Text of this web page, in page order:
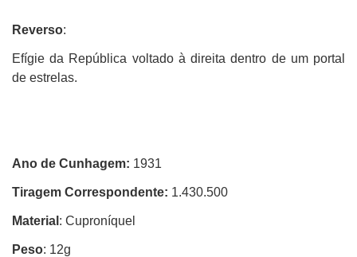
Reverso:
Efígie da República voltado à direita dentro de um portal
de estrelas.
Ano de Cunhagem: 1931
Tiragem Correspondente: 1.430.500
Material : Cuproníquel
Peso: 12g